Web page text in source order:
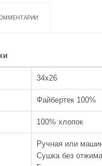
34х26
Файбертек 100%
100% хлопок
Ручная или
Сушка без